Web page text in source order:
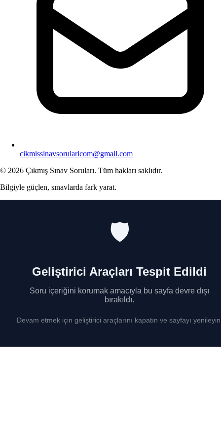
cikmissinavsorularicom@gmail.com
© 2026 Çıkmış Sınav Soruları. Tüm hakları saklıdır.
Bilgiyle güçlen, sınavlarda fark yarat.
🛡️
Geliştirici Araçları Tespit Edildi
Soru içeriğini korumak amacıyla bu sayfa devre dışı
bırakıldı.
Devam etmek için geliştirici araçlarını kapatın ve sayfayı